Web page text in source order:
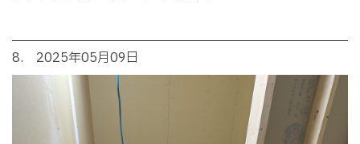
8. 2025年05月09日